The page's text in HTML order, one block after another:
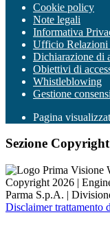
Cookie policy
Note legali
Informativa
Ufficio
Dichiarazione di
Obiettivi di
Whistleblowing
Gestione
Pagina
Sezione Copyright
Copyright 2026 |
Parma S.p.A. |
Disclaimer trattamento